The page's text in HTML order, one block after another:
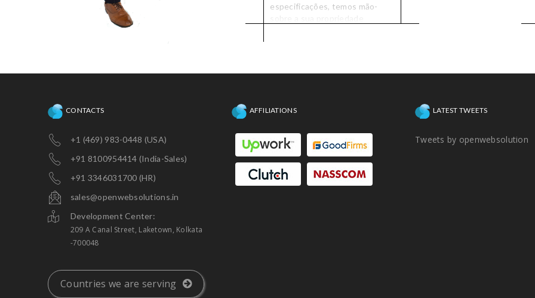
especificações, temos mão-
sobre a sua propriedade
CONTACTS
+1 (469) 983-0448 (USA)
+91 8100954414 (India-Sales)
+91 3346031700 (HR)
sales@openwebsolutions.in
Development Center:
209 A Canal Street, Laketown, Kolkata
-700048
Countries we are serving
AFFILIATIONS LATEST TWEETS
Tweets by openwebsolution